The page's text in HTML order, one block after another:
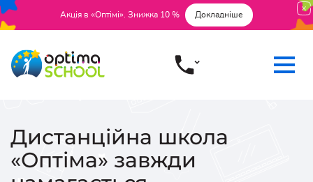
Акція в «Оптімі». Знижка 10 % Докладніше
Дистанційна школа
«Оптіма» завжди